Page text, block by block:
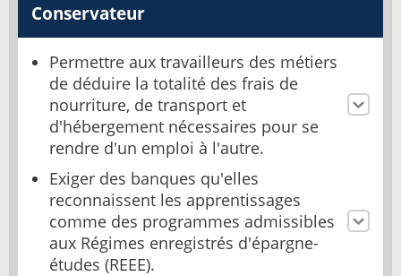
Conservateur
Permettre aux travailleurs des métiers
de déduire la totalité des frais de
nourriture, de transport et
d'hébergement nécessaires pour se
rendre d'un emploi à l'autre.
Exiger des banques qu'elles
reconnaissent les apprentissages
comme des programmes admissibles
aux Régimes enregistrés d'épargne-
études (REEE).